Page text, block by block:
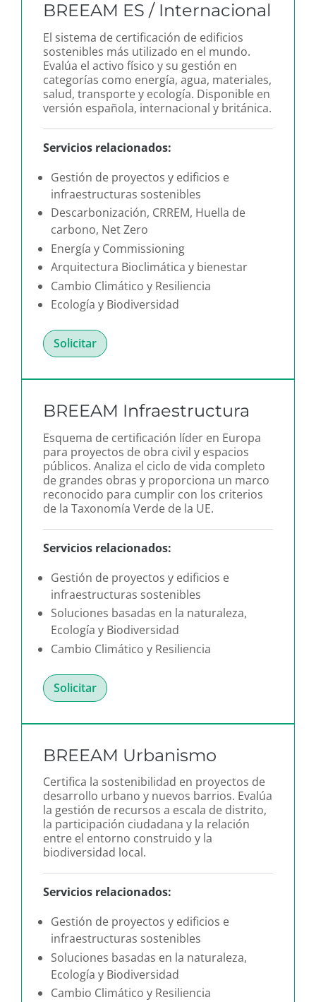
BREEAM ES / Internacional
El sistema de certificación de edificios
sostenibles más utilizado en el mundo.
Evalúa el activo físico y su gestión en
categorías como energía, agua, materiales,
salud, transporte y ecología. Disponible en
versión española, internacional y británica.
Servicios relacionados:
Gestión de proyectos y edificios e
infraestructuras sostenibles
Descarbonización, CRREM, Huella de
carbono, Net Zero
Energía y Commissioning
Arquitectura Bioclimática y bienestar
Cambio Climático y Resiliencia
Ecología y Biodiversidad
Solicitar
BREEAM Infraestructura
Esquema de certificación líder en Europa
para proyectos de obra civil y espacios
públicos. Analiza el ciclo de vida completo
de grandes obras y proporciona un marco
reconocido para cumplir con los criterios
de la Taxonomía Verde de la UE.
Servicios relacionados:
Gestión de proyectos y edificios e
infraestructuras sostenibles
Soluciones basadas en la naturaleza,
Ecología y Biodiversidad
Cambio Climático y Resiliencia
Solicitar
BREEAM Urbanismo
Certifica la sostenibilidad en proyectos de
desarrollo urbano y nuevos barrios. Evalúa
la gestión de recursos a escala de distrito,
la participación ciudadana y la relación
entre el entorno construido y la
biodiversidad local.
Servicios relacionados:
Gestión de proyectos y edificios e
infraestructuras sostenibles
Soluciones basadas en la naturaleza,
Ecología y Biodiversidad
Cambio Climático y Resiliencia